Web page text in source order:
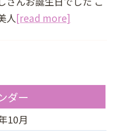
人[read more]
ダー
10月